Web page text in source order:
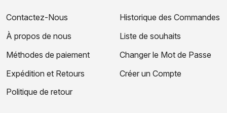
Contactez-Nous
À propos de nous
Méthodes de paiement
Expédition et Retours
Politique de retour
Historique des Commandes
Liste de souhaits
Changer le Mot de Passe
Créer un Compte